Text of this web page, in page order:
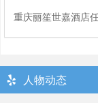
重庆丽笙世嘉酒店
人物动态